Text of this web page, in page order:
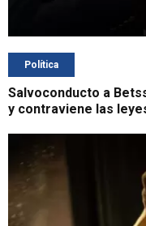
Política
Salvoconducto a
y contraviene las